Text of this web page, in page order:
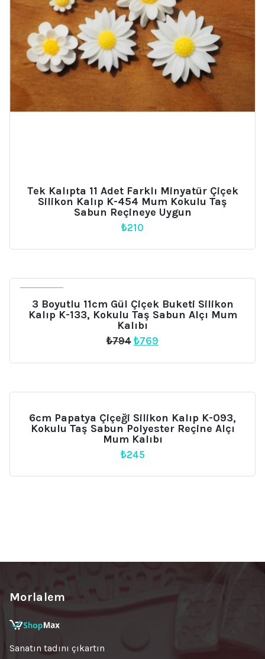
Tek Kalıpta 11 Adet Farklı Minyatür Çiçek
Silikon Kalıp K-454 Mum Kokulu Taş
Sabun Reçineye Uygun
₺210
3 Boyutlu 11cm Gül Çiçek Buketi Silikon
Kalıp K-133, Kokulu Taş Sabun Alçı Mum
Kalıbı
₺794 Orijinal
₺794.
₺769
fiyat:
6cm Papatya Çiçeği Silikon Kalıp K-093,
Kokulu Taş Sabun Polyester Reçine Alçı
Mum Kalıbı
₺245
Morlalem
Sanatın tadını çıkartın